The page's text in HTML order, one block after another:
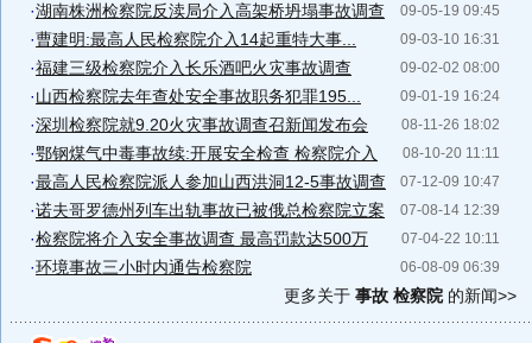
09-05-19 09:45
·湖南株洲检察院反渎局介入高架桥坍塌事故调查
09-03-10 16:31
·曹建明:最高人民检察院介入14起重特大事...
09-02-02 08:00
·福建三级检察院介入长乐酒吧火灾事故调查
09-01-19 16:24
·山西检察院去年查处安全事故职务犯罪195...
08-11-26 18:02
·深圳检察院就9.20火灾事故调查召新闻发布会
08-10-20 11:11
·鄂钢煤气中毒事故续:开展安全检查 检察院介入
07-12-09 10:47
·最高人民检察院派人参加山西洪洞12-5事故调查
07-08-14 12:39
·诺夫哥罗德州列车出轨事故已被俄总检察院立案
07-04-22 10:11
·检察院将介入安全事故调查 最高罚款达500万
06-08-09 06:39
·环境事故三小时内通告检察院
更多关于 事故 检察院的新闻>>